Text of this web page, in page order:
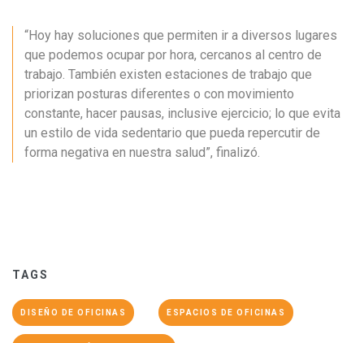
“Hoy hay soluciones que permiten ir a diversos lugares
que podemos ocupar por hora, cercanos al centro de
trabajo. También existen estaciones de trabajo que
priorizan posturas diferentes o con movimiento
constante, hacer pausas, inclusive ejercicio; lo que evita
un estilo de vida sedentario que pueda repercutir de
forma negativa en nuestra salud”, finalizó.
TAGS
DISEÑO DE OFICINAS ESPACIOS DE OFICINAS